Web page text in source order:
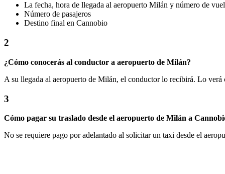
La fecha, hora de llegada al aeropuerto Milán y número de
Número de pasajeros
Destino final en Cannobio
2
¿Cómo conocerás al conductor a aeropuerto de Milán?
A su llegada al aeropuerto de Milán, el conductor lo recibirá. Lo
3
Cómo pagar su traslado desde el aeropuerto de Milán a
No se requiere pago por adelantado al solicitar un taxi desde el